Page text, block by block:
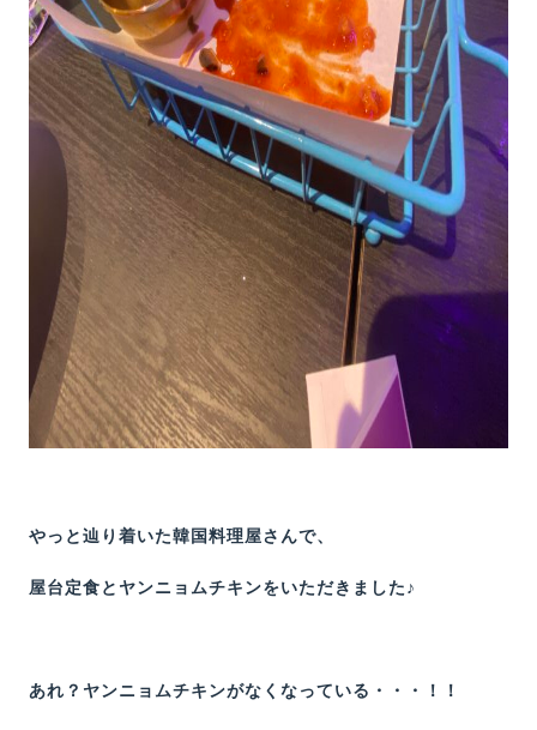
やっと辿り着いた韓国料理屋さんで、
屋台定食とヤンニョムチキンをいただきました♪
あれ？ヤンニョムチキンがなくなっている・・・！！